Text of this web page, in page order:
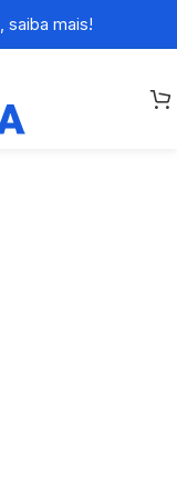
saiba mais!